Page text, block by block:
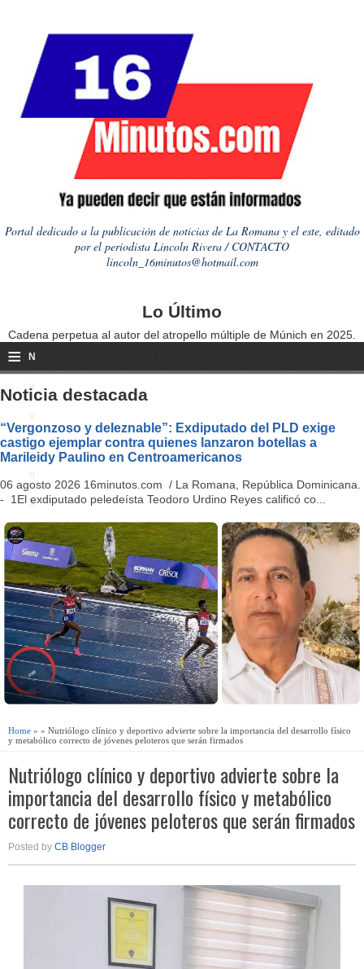
Portal dedicado a la publicación de noticias de La Romana y el este, editado
por el periodista Lincoln Rivera / CONTACTO
lincoln_16minutos@hotmail.com
Lo Último
Cadena perpetua al autor del atropello múltiple de Múnich en 2025.
≡ N
a
i
a
ti
o
n
Noticia destacada
“Vergonzoso y deleznable”: Exdiputado del PLD exige
castigo ejemplar contra quienes lanzaron botellas a
Marileidy Paulino en Centroamericanos
06 agosto 2026 16minutos.com / La Romana, República Dominicana.
- 1El exdiputado peledeísta Teodoro Urdino Reyes calificó co...
Home » » Nutriólogo clínico y deportivo advierte sobre la importancia del desarrollo físico
y metabólico correcto de jóvenes peloteros que serán firmados
Nutriólogo clínico y deportivo advierte sobre la
importancia del desarrollo físico y metabólico
correcto de jóvenes peloteros que serán firmados
Posted by CB Blogger